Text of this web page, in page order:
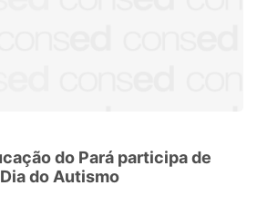
do Pará participa de
do Autismo